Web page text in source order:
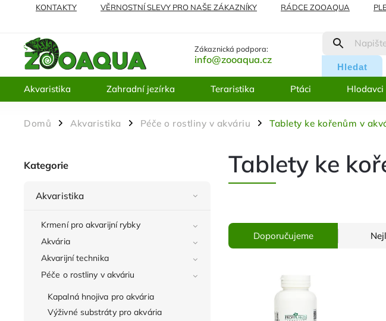
KONTAKTY VĚRNOSTNÍ SLEVY PRO NAŠE ZÁKAZNÍKY RÁDCE ZOOAQUA
Zákaznická podpora:
info@zooaqua.cz
Hledat
Akvaristika Zahradní jezírka Teraristika Ptáci Hlodavci
Domů / Akvaristika / Péče o rostliny v akváriu / Tablety ke kořenům v
Kategorie
Akvaristika
Krmení pro akvarijní rybky
Akvária
Akvarijní technika
Péče o rostliny v akváriu
Kapalná hnojiva pro akvária
Výživné substráty pro akvária
Tablety ke
Doporučujeme